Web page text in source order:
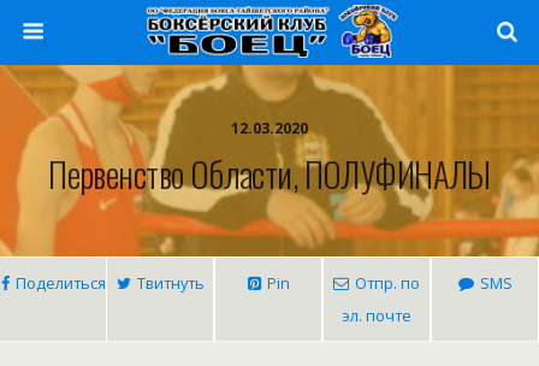
12.03.2020
Первенство Области, ПОЛУФИНАЛЫ
Поделиться Твитнуть Pin
Отпр. по
эл. почте
SMS